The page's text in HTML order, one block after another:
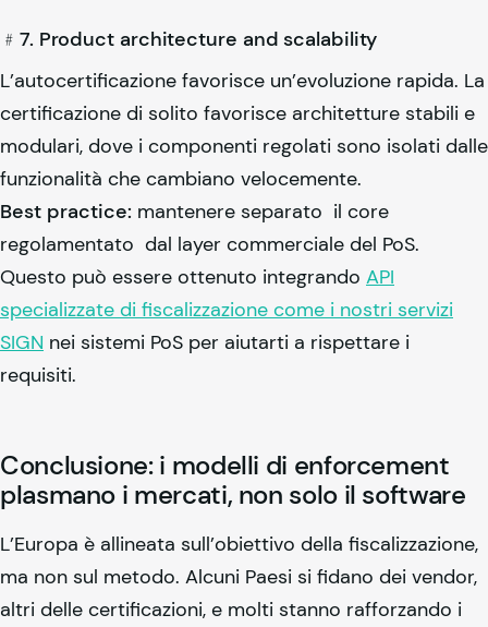
﹟7. Product architecture and scalability
L’autocertificazione favorisce un’evoluzione rapida. La
certificazione di solito favorisce architetture stabili e
modulari, dove i componenti regolati sono isolati dalle
funzionalità che cambiano velocemente.
Best practice: mantenere separato il core
regolamentato dal layer commerciale del PoS.
Questo può essere ottenuto integrando API
specializzate di fiscalizzazione come i nostri servizi
SIGN nei sistemi PoS per aiutarti a rispettare i
requisiti.
Conclusione: i modelli di enforcement
plasmano i mercati, non solo il software
L’Europa è allineata sull’obiettivo della fiscalizzazione,
ma non sul metodo. Alcuni Paesi si fidano dei vendor,
altri delle certificazioni, e molti stanno rafforzando i